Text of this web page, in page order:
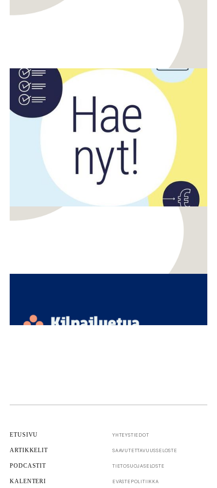
Rahoitus Digitalisaatio
CreaDemon ja DigiDemon demoavustusten haku
on auki
Suomen seuraava kilpailuetu
ETUSIVU
ARTIKKELIT
PODCASTIT
KALENTERI
YHTEYSTIEDOT
SAAVUTETTAVUUS­SELOSTE
TIETOSUOJASELOSTE
EVÄSTEPOLITIIKKA